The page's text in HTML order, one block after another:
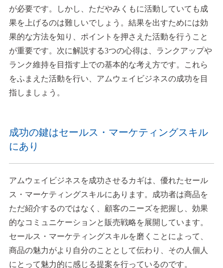
が必要です。しかし、ただやみくもに活動していても成
果を上げるのは難しいでしょう。結果を出すためには効
果的な方法を知り、ポイントを押さえた活動を行うこと
が重要です。次に解説する3つの心得は、ランクアップや
ランク維持を目指す上での基本的な考え方です。これら
をふまえた活動を行い、アムウェイビジネスの成功を目
指しましょう。
成功の鍵はセールス・マーケティングスキル
にあり
アムウェイビジネスを成功させるカギは、優れたセール
ス・マーケティングスキルにあります。成功者は商品を
ただ紹介するのではなく、顧客のニーズを把握し、効果
的なコミュニケーションと販売戦略を展開しています。
セールス・マーケティングスキルを磨くことによって、
商品の魅力がより自分のこととして伝わり、その人個人
にとって魅力的に感じる提案を行っているのです。